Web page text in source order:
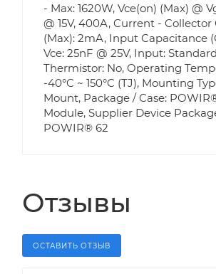
- Max: 1620W, Vce(on) (Max) @
@ 15V, 400A, Current -
(Max): 2mA, Input Capacitance
Vce: 25nF @ 25V, Input:
Thermistor: No, Operating
-40°C ~ 150°C (TJ), Mounting
Mount, Package / Case:
Module, Supplier Device
POWIR® 62
Отзывы
ОСТАВИТЬ ОТЗЫВ